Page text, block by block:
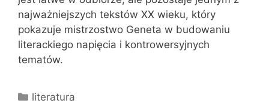
najważniejszych tekstów XX wieku, który
pokazuje mistrzostwo Geneta w budowaniu
literackiego napięcia i kontrowersyjnych
tematów.
Kategorie
literatura